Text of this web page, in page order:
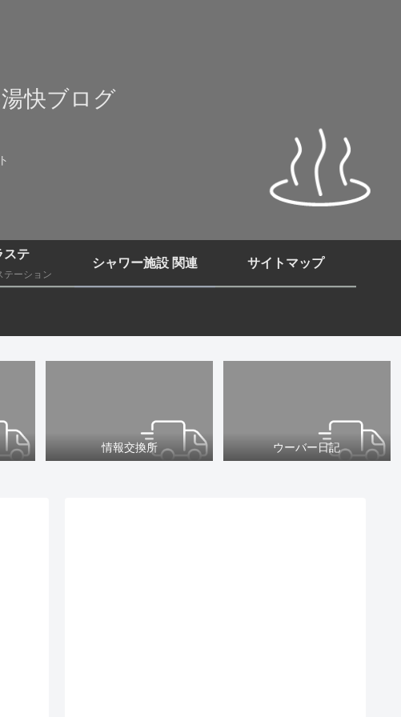
快ブログ
ステ
テーション
シャワー施設 関連 サイトマップ
情報交換所 ウーバー日記